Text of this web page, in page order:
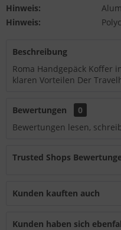
Hinweis:
Hinweis:
Beschreibung
Roma Handgepäck Koffer
klaren Vorteilen Der
Bewertungen
0
Bewertungen lesen,
Trusted Shops
Kunden kauften auch
Kunden haben sich